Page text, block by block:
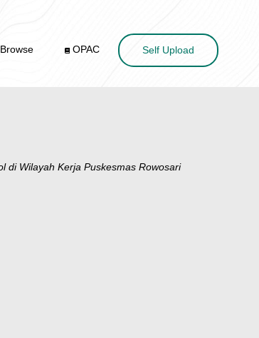
Browse OPAC Self Upload
di Wilayah Kerja Puskesmas Rowosari